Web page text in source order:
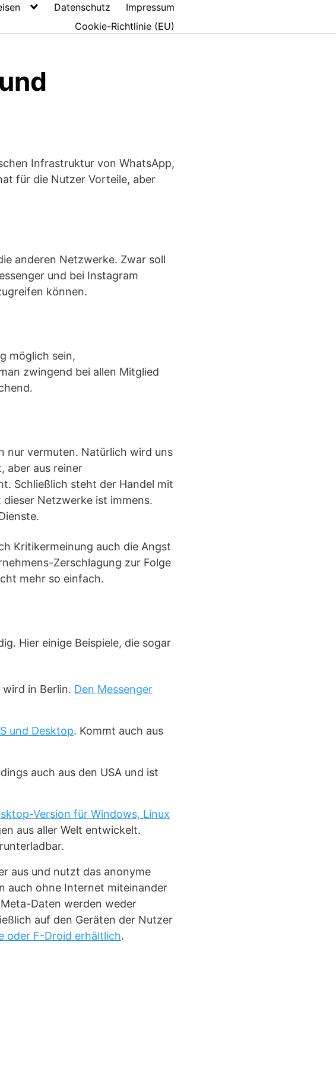
Datenschutz
Impressum
Cookie-Richtlinie (EU)
Infrastruktur von WhatsApp,
für die Nutzer Vorteile, aber
anderen Netzwerke. Zwar soll
und bei Instagram
können.
möglich sein,
zwingend bei allen Mitglied
nur vermuten. Natürlich wird uns
aber aus reiner
Schließlich steht der Handel mit
Netzwerke ist immens.
Kritikermeinung auch die Angst
Zerschlagung zur Folge
mehr so einfach.
Hier einige Beispiele, die sogar
in Berlin. Den Messenger
und Desktop. Kommt auch aus
auch aus den USA und ist
Version für Windows, Linux
aus aller Welt entwickelt.
aus und nutzt das anonyme
auch ohne Internet miteinander
Daten werden weder
auf den Geräten der Nutzer
oder F-Droid erhältlich.